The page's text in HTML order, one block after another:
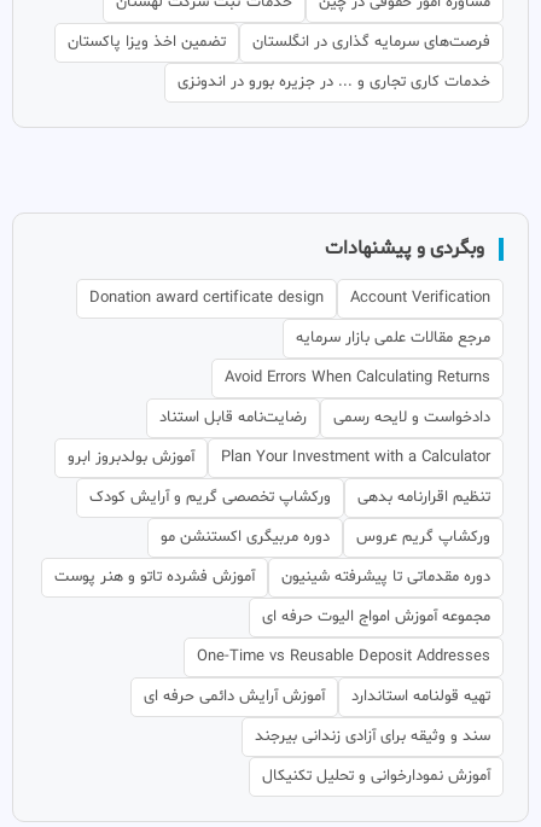
فرصت‌های سرمایه گذاری در انگلستان
تضمین اخذ ویزا پاکستان
خدمات کاری تجاری و ... در جزیره بورو در اندونزی
وبگردی و پیشنهادات
Account Verification
Donation award certificate design
مرجع مقالات علمی بازار سرمایه
Avoid Errors When Calculating Returns
دادخواست و لایحه رسمی
رضایت‌نامه قابل استناد
Plan Your Investment with a Calculator
آموزش بولدبروز ابرو
تنظیم اقرارنامه بدهی
ورکشاپ تخصصی گریم و آرایش کودک
ورکشاپ گریم عروس
دوره مربیگری اکستنشن مو
دوره مقدماتی تا پیشرفته شینیون
آموزش فشرده تاتو و هنر پوست
مجموعه آموزش امواج الیوت حرفه ای
One-Time vs Reusable Deposit Addresses
تهیه قولنامه استاندارد
آموزش آرایش دائمی حرفه ای
سند و وثیقه برای آزادی زندانی بیرجند
آموزش نمودارخوانی و تحلیل تکنیکال